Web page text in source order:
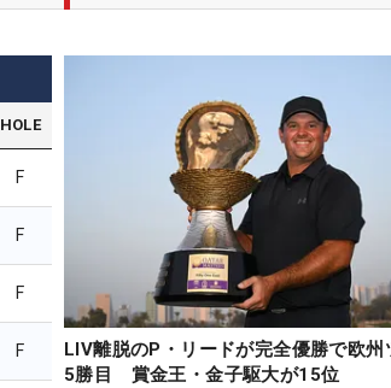
HOLE
F
F
F
F
LIV離脱のP・リードが完全優勝で欧州
5勝目 賞金王・金子駆大が15位